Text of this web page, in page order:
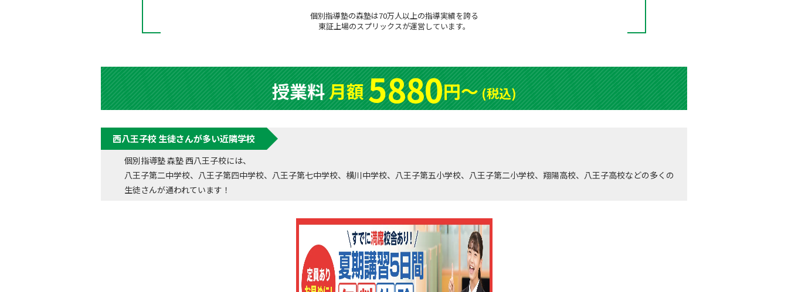
個別指導塾の森塾は70万人以上の指導実績を誇る
東証上場のスプリックスが運営しています。
授業料月額5880円〜(税込)
西八王子校 生徒さんが多い近隣学校
個別指導塾 森塾 西八王子校には、
八王子第二中学校、八王子第四中学校、八王子第七中学校、横川中学校、八王子第五小学校、八王子第二小学校、翔陽高校、八王子高校などの多くの
生徒さんが通われています！